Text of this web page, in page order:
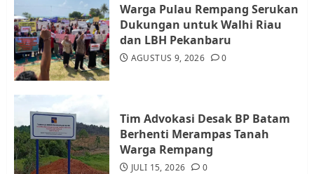
Warga Pulau Rempang Serukan
Dukungan untuk Walhi Riau
dan LBH Pekanbaru
AGUSTUS 9, 2026 0
Tim Advokasi Desak BP Batam
Berhenti Merampas Tanah
Warga Rempang
JULI 15, 2026 0
4
JULI 21, 2026 0
5
Resahkan Warga
JULI 17, 2026 0